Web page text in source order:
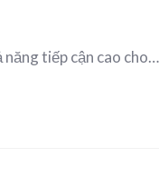
năng tiếp cận cao cho…